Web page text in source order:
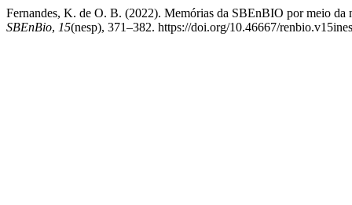
Fernandes, K. de O. B. (2022). Memórias da SBEnBIO por meio da
SBEnBio, 15(nesp), 371–382. https://doi.org/10.46667/